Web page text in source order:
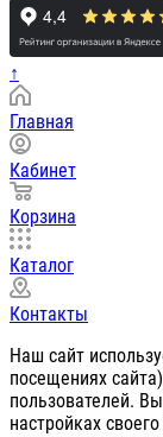
↑
Главная
Кабинет
Корзина
Каталог
Контакты
Наш сайт
посещениях
пользователей.
настройках